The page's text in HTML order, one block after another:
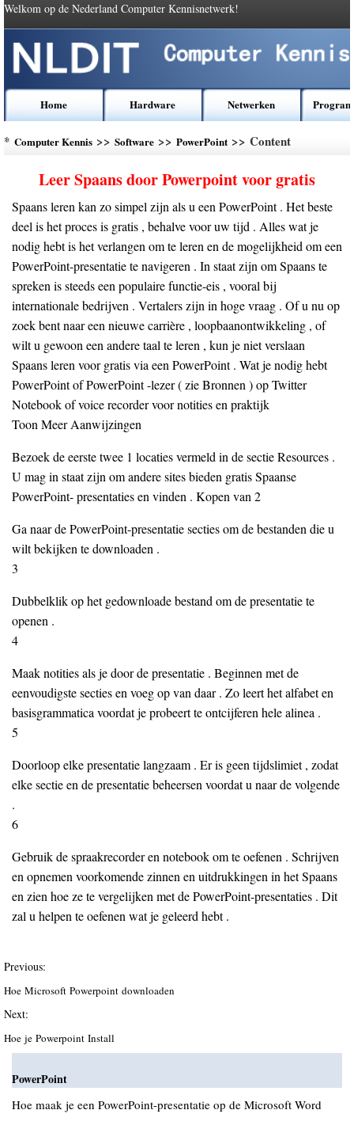
Welkom op de Nederland Computer Kennisnetwerk!
Home Hardware Netwerken
* Computer Kennis >> Software >> PowerPoint>> Content
Leer Spaans door Powerpoint voor gratis
Spaans leren kan zo simpel zijn als u een PowerPoint . Het beste
deel is het proces is gratis , behalve voor uw tijd . Alles wat je
nodig hebt is het verlangen om te leren en de mogelijkheid om een
PowerPoint-presentatie te navigeren . In staat zijn om Spaans te
spreken is steeds een populaire functie-eis , vooral bij
internationale bedrijven . Vertalers zijn in hoge vraag . Of u nu op
zoek bent naar een nieuwe carrière , loopbaanontwikkeling , of
wilt u gewoon een andere taal te leren , kun je niet verslaan
Spaans leren voor gratis via een PowerPoint . Wat je nodig hebt
PowerPoint of PowerPoint -lezer ( zie Bronnen ) op Twitter
Notebook of voice recorder voor notities en praktijk
Toon Meer Aanwijzingen
Bezoek de eerste twee 1 locaties vermeld in de sectie Resources .
U mag in staat zijn om andere sites bieden gratis Spaanse
PowerPoint- presentaties en vinden . Kopen van 2
Ga naar de PowerPoint-presentatie secties om de bestanden die u
wilt bekijken te downloaden .
3
Dubbelklik op het gedownloade bestand om de presentatie te
openen .
4
Maak notities als je door de presentatie . Beginnen met de
eenvoudigste secties en voeg op van daar . Zo leert het alfabet en
basisgrammatica voordat je probeert te ontcijferen hele alinea .
5
Doorloop elke presentatie langzaam . Er is geen tijdslimiet , zodat
elke sectie en de presentatie beheersen voordat u naar de volgende
.
6
Gebruik de spraakrecorder en notebook om te oefenen . Schrijven
en opnemen voorkomende zinnen en uitdrukkingen in het Spaans
en zien hoe ze te vergelijken met de PowerPoint-presentaties . Dit
zal u helpen te oefenen wat je geleerd hebt .
Previous:
Hoe Microsoft Powerpoint downloaden
Next:
Hoe je Powerpoint Install
PowerPoint
Hoe maak je een PowerPoint-presentatie op de Microsoft Word